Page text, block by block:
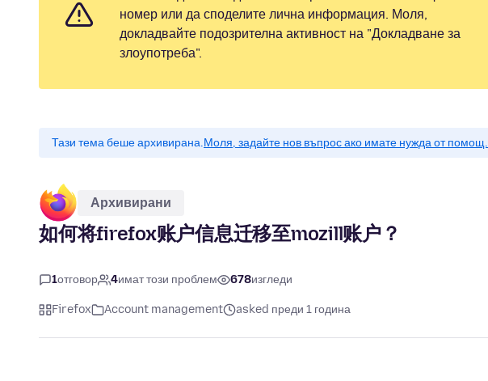
номер или да споделите лична информация. Моля,
докладвайте подозрителна активност на "Докладване за
злоупотреба".
Тази тема беше архивирана.Моля, задайте нов въпрос ако имате нужда от помощ.
Архивирани
如何将firefox账户信息迁移至mozill账户？
1отговор 4имат този проблем 678изгледи
Firefox Account management asked преди 1 година